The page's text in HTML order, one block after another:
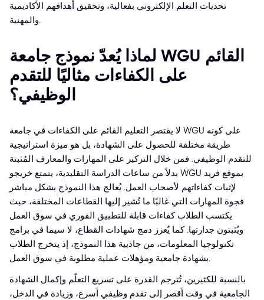
تحديات التعلم الإلكتروني بفعالية، وتحقيق أهدافهم الأكاديمية
والمهنية.
لماذا يُعدّ نموذج جامعة WGU القائم
على الكفاءات مثاليًا للتقدم
الوظيفي؟
لا يقتصر التعليم القائم على الكفاءات في جامعة WGU على كونه
طريقة مختلفة للحصول على الشهادة، بل هو ميزة استراتيجية
للتقدم الوظيفي. فمن خلال التركيز على المهارات والمعارف المُثبتة
بدلاً من ساعات الدراسة التقليدية، يتمتع خريجو WGU بموقع فريد
لإثبات كفاءاتهم لأصحاب العمل. يُعالج هذا النموذج بشكل مباشر
فجوة المهارات التي غالبًا ما تُشير إليها القطاعات المختلفة، حيث
يكتسب الطلاب كفاءات قابلة للتطبيق الفوري في سوق العمل
ويُثبتون جدارتها. كما يُعزز دمج شهادات القطاع، لا سيما في برامج
تكنولوجيا المعلومات، من جاذبية هذا النموذج، إذ يتخرج الطلاب
بشهادة جامعية ومؤهلات عملية مطلوبة في سوق العمل.
بالنسبة للكثيرين، تُترجم القدرة على تسريع التعلّم وإكمال الشهادة
الجامعية في وقت أقصر إلى تقدم وظيفي أسرع، وزيادة في الدخل،